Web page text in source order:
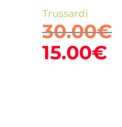
Trussardi
30.00€Il
15.00€Il